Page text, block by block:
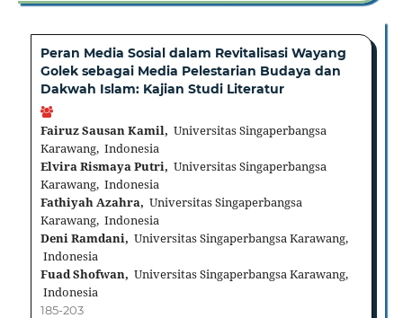
Peran Media Sosial dalam Revitalisasi Wayang
Golek sebagai Media Pelestarian Budaya dan
Dakwah Islam: Kajian Studi Literatur
Fairuz Sausan Kamil, Universitas Singaperbangsa
Karawang, Indonesia
Elvira Rismaya Putri, Universitas Singaperbangsa
Karawang, Indonesia
Fathiyah Azahra, Universitas Singaperbangsa
Karawang, Indonesia
Deni Ramdani, Universitas Singaperbangsa Karawang,
Indonesia
Fuad Shofwan, Universitas Singaperbangsa Karawang,
Indonesia
185-203